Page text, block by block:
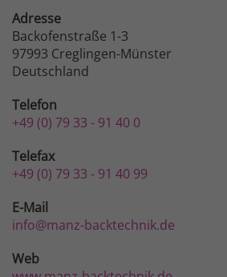
Adresse
Backofenstraße 1-3
97993 Creglingen-Münster
Deutschland
Telefon
+49 (0) 79 33 - 91 40 0
Telefax
+49 (0) 79 33 - 91 40 99
E-Mail
info@manz-backtechnik.de
Web